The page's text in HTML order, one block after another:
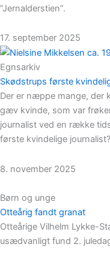
”Jernalderstien”.
17. september 2025
Egnsarkiv
Skødstrups første
Der er næppe mange, der
gæv kvinde, som var
journalist ved en række
første kvindelige journalist?
8. november 2025
Børn og unge
Otteårig fandt granat
Otteårige Vilhelm Lykke-
usædvanligt fund 2.